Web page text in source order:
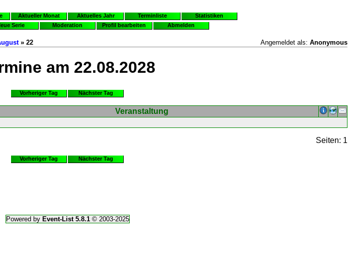
Aktueller Monat Aktuelles Jahr Terminliste
Statistiken
Serie Moderation Profil bearbeiten Abmelden
» 22 Angemeldet als: Anonymous
am 22.08.2028
Vorheriger Tag Nächster Tag
Veranstaltung
Seiten: 1
Vorheriger Tag Nächster Tag
Powered by Event-List 5.8.1© 2003-2025